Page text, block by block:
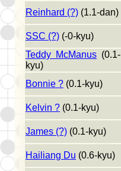
Reinhard (?) (1.1-dan)
SSC (?) (-0-kyu)
Teddy McManus (0.1-
kyu)
Bonnie ? (0.1-kyu)
Kelvin ? (0.1-kyu)
James (?) (0.1-kyu)
Hailiang Du (0.6-kyu)